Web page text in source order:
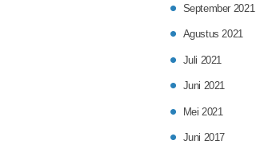
September 2021
Agustus 2021
Juli 2021
Juni 2021
Mei 2021
Juni 2017